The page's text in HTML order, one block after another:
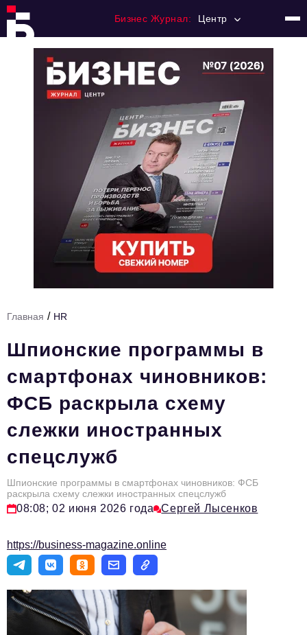
Бизнес Журнал: Центр
Регулирование
Премия "Тульский Бизнес"
История тульского предпринимательства
Тема номера
HR
Персона номера
Инфраструктура развития
Технологии и тренды
Туризм
Импортозамещение
Авторские материалы
Телефон редакции:+7 495 727-01-67
Главная / HR
Шпионские программы в
смартфонах чиновников:
ФСБ раскрыла схему
слежки иностранных
спецслужб
Шпионские программы в смартфонах чиновников: ФСБ
раскрыла схему слежки иностранных спецслужб
08:08; 02 июня 2026 года Сергей Лысенков
https://business-magazine.online